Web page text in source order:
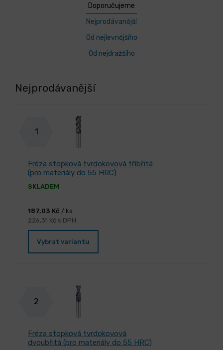
Doporučujeme
Nejprodávanější
Od nejlevnějšího
Od nejdražšího
Nejprodávanější
1
Fréza stopková tvrdokovová tříbřitá
(pro materiály do 55 HRC)
SKLADEM
187,03 Kč / ks
226,31 Kč s DPH
Vybrat variantu
2
Fréza stopková tvrdokovová
dvoubřitá (pro materiály do 55 HRC)